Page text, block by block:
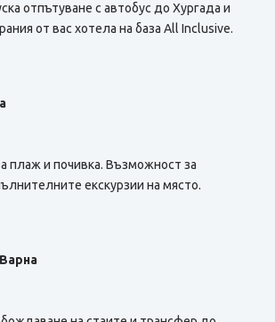
отпътуване с автобус до Хургада и
от вас хотела на база All Inclusive.
плаж и почивка. Възможност за
екскурзии на място.